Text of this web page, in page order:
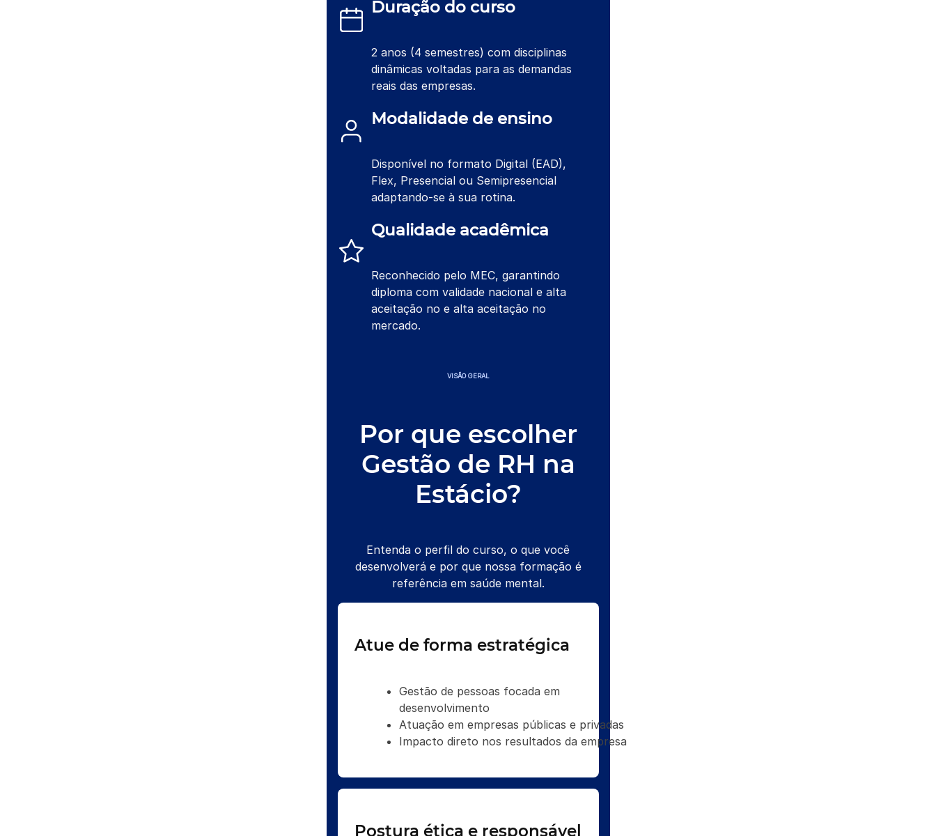
Duração do curso
2 anos (4 semestres) com disciplinas
dinâmicas voltadas para as demandas
reais das empresas.
Modalidade de ensino
Disponível no formato Digital (EAD),
Flex, Presencial ou Semipresencial
adaptando-se à sua rotina.
Qualidade acadêmica
Reconhecido pelo MEC, garantindo
diploma com validade nacional e alta
aceitação no e alta aceitação no
mercado.
VISÃO GERAL
Por que escolher
Gestão de RH na
Estácio?
Entenda o perfil do curso, o que você
desenvolverá e por que nossa formação é
referência em saúde mental.
Atue de forma estratégica
Gestão de pessoas focada em
desenvolvimento
Atuação em empresas públicas e privadas
Impacto direto nos resultados da empresa
Postura ética e responsável